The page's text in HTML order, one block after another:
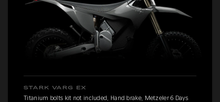
STARK VARG EX
Titanium bolts kit not included, Hand brake, Metzeler 6 Days